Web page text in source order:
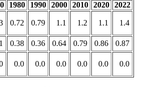
1980 1990 2000 2010 2020 2022
0.72 0.79 1.1 1.2 1.1 1.4
0.38 0.36 0.64 0.79 0.86 0.87
0.0 0.0 0.0 0.0 0.0 0.0